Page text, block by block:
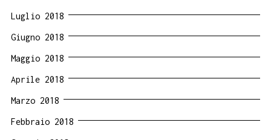
Luglio 2018
Giugno 2018
Maggio 2018
Aprile 2018
Marzo 2018
Febbraio 2018